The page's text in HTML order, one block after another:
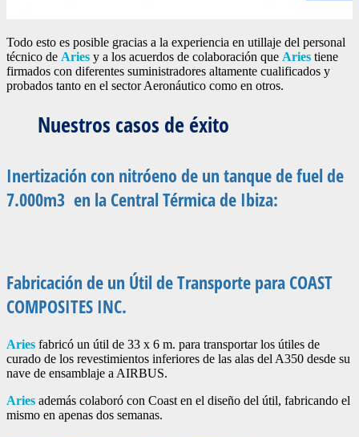
Todo esto es posible gracias a la experiencia en utillaje del personal
técnico de Aries y a los acuerdos de colaboración que Aries tiene
firmados con diferentes suministradores altamente cualificados y
probados tanto en el sector Aeronáutico como en otros.
Nuestros casos de éxito
Inertización con nitróeno de un tanque de fuel de
7.000m3 en la Central Térmica de Ibiza:
Fabricación de un Útil de Transporte para COAST
COMPOSITES INC.
Aries fabricó un útil de 33 x 6 m. para transportar los útiles de
curado de los revestimientos inferiores de las alas del A350 desde su
nave de ensamblaje a AIRBUS.
Aries además colaboró con Coast en el diseño del útil, fabricando el
mismo en apenas dos semanas.